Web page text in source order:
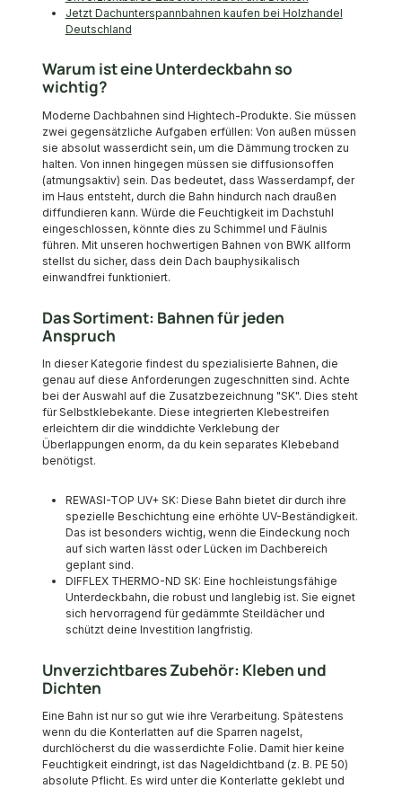
Jetzt Dachunterspannbahnen kaufen bei Holzhandel
Deutschland
Warum ist eine Unterdeckbahn so
wichtig?
Moderne Dachbahnen sind Hightech-Produkte. Sie müssen
zwei gegensätzliche Aufgaben erfüllen: Von außen müssen
sie absolut wasserdicht sein, um die Dämmung trocken zu
halten. Von innen hingegen müssen sie diffusionsoffen
(atmungsaktiv) sein. Das bedeutet, dass Wasserdampf, der
im Haus entsteht, durch die Bahn hindurch nach draußen
diffundieren kann. Würde die Feuchtigkeit im Dachstuhl
eingeschlossen, könnte dies zu Schimmel und Fäulnis
führen. Mit unseren hochwertigen Bahnen von BWK allform
stellst du sicher, dass dein Dach bauphysikalisch
einwandfrei funktioniert.
Das Sortiment: Bahnen für jeden
Anspruch
In dieser Kategorie findest du spezialisierte Bahnen, die
genau auf diese Anforderungen zugeschnitten sind. Achte
bei der Auswahl auf die Zusatzbezeichnung "SK". Dies steht
für Selbstklebekante. Diese integrierten Klebestreifen
erleichtern dir die winddichte Verklebung der
Überlappungen enorm, da du kein separates Klebeband
benötigst.
REWASI-TOP UV+ SK: Diese Bahn bietet dir durch ihre
spezielle Beschichtung eine erhöhte UV-Beständigkeit.
Das ist besonders wichtig, wenn die Eindeckung noch
auf sich warten lässt oder Lücken im Dachbereich
geplant sind.
DIFFLEX THERMO-ND SK: Eine hochleistungsfähige
Unterdeckbahn, die robust und langlebig ist. Sie eignet
sich hervorragend für gedämmte Steildächer und
schützt deine Investition langfristig.
Unverzichtbares Zubehör: Kleben und
Dichten
Eine Bahn ist nur so gut wie ihre Verarbeitung. Spätestens
wenn du die Konterlatten auf die Sparren nagelst,
durchlöcherst du die wasserdichte Folie. Damit hier keine
Feuchtigkeit eindringt, ist das Nageldichtband (z. B. PE 50)
absolute Pflicht. Es wird unter die Konterlatte geklebt und